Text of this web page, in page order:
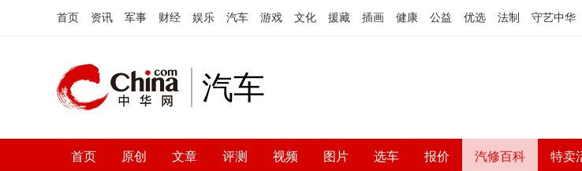
首页 资讯 军事 财经 娱乐 汽车 游戏 文化 援藏 插画 健康 公益 优选 法制 守艺中华
汽车
首页 原创 文章 评测 视频 图片 选车 报价 汽修百科 特卖